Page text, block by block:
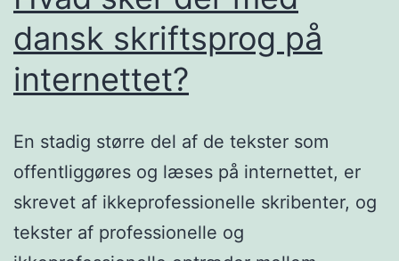
dansk skriftsprog på
internettet?
En stadig større del af de tekster som
offentliggøres og læses på internettet, er
skrevet af ikkeprofessionelle skribenter, og
tekster af professionelle og